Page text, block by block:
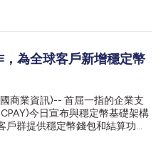
、墨西哥、英國、歐洲、中東和
活動產生的外匯風險。 Corpay
Loder表示：「Fever代表全
，我們很榮幸被指定為他們的獨
固了我們在現場娛樂產業身為企
導廠商的地位，同時也將我們的
務領域。我們期待在Fever繼續
援。」 Fever財務長Raúl Lara表
為全球客戶新增穩定幣
商業資訊)-- 首屈一指的企業支
今日宣布與穩定幣基礎架構
戶群提供穩定幣錢包和結算功